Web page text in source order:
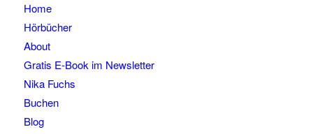
Home
Hörbücher
About
Gratis E-Book im Newsletter
Nika Fuchs
Buchen
Blog